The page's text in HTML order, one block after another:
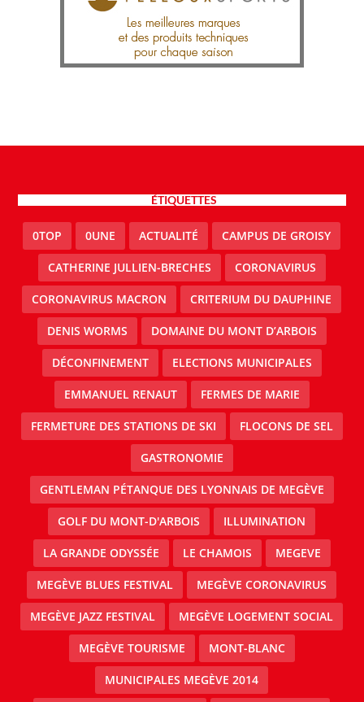
ÉTIQUETTES
0TOP 0UNE ACTUALITÉ CAMPUS DE GROISY
CATHERINE JULLIEN-BRECHES CORONAVIRUS
CORONAVIRUS MACRON CRITERIUM DU DAUPHINE
DENIS WORMS DOMAINE DU MONT D’ARBOIS
DÉCONFINEMENT ELECTIONS MUNICIPALES
EMMANUEL RENAUT FERMES DE MARIE
FERMETURE DES STATIONS DE SKI FLOCONS DE SEL
GASTRONOMIE
GENTLEMAN PÉTANQUE DES LYONNAIS DE MEGÈVE
GOLF DU MONT-D'ARBOIS ILLUMINATION
LA GRANDE ODYSSÉE LE CHAMOIS MEGEVE
MEGÈVE BLUES FESTIVAL MEGÈVE CORONAVIRUS
MEGÈVE JAZZ FESTIVAL MEGÈVE LOGEMENT SOCIAL
MEGÈVE TOURISME MONT-BLANC
MUNICIPALES MEGÈVE 2014